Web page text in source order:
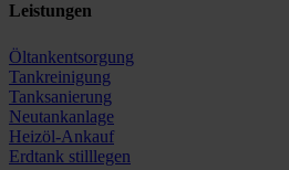
Leistungen
Öltankentsorgung
Tankreinigung
Tanksanierung
Neutankanlage
Heizöl-Ankauf
Erdtank stilllegen